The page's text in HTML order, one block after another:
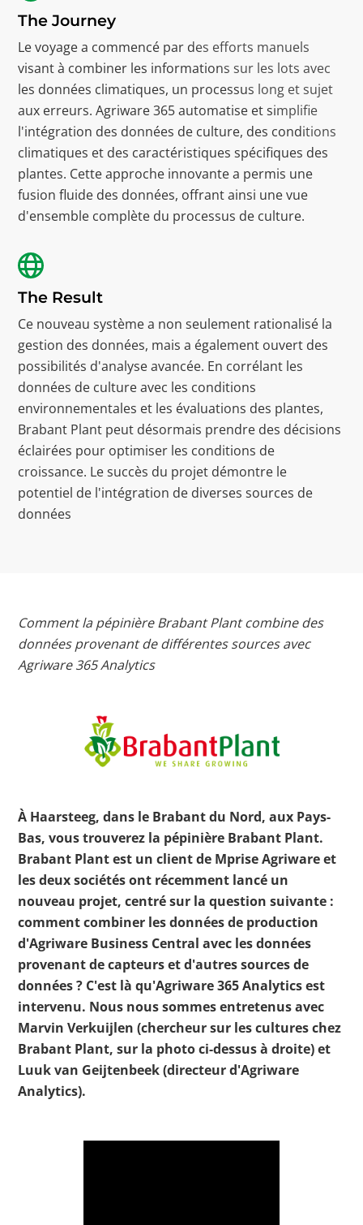
The Journey
Le voyage a commencé par des efforts manuels
visant à combiner les informations sur les lots avec
les données climatiques, un processus long et sujet
aux erreurs. Agriware 365 automatise et simplifie
l'intégration des données de culture, des conditions
climatiques et des caractéristiques spécifiques des
plantes. Cette approche innovante a permis une
fusion fluide des données, offrant ainsi une vue
d'ensemble complète du processus de culture.
The Result
Ce nouveau système a non seulement rationalisé la
gestion des données, mais a également ouvert des
possibilités d'analyse avancée. En corrélant les
données de culture avec les conditions
environnementales et les évaluations des plantes,
Brabant Plant peut désormais prendre des décisions
éclairées pour optimiser les conditions de
croissance. Le succès du projet démontre le
potentiel de l'intégration de diverses sources de
données
Comment la pépinière Brabant Plant combine des
données provenant de différentes sources avec
Agriware 365 Analytics
À Haarsteeg, dans le Brabant du Nord, aux Pays-
Bas, vous trouverez la pépinière Brabant Plant.
Brabant Plant est un client de Mprise Agriware et
les deux sociétés ont récemment lancé un
nouveau projet, centré sur la question suivante :
comment combiner les données de production
d'Agriware Business Central avec les données
provenant de capteurs et d'autres sources de
données ? C'est là qu'Agriware 365 Analytics est
intervenu. Nous nous sommes entretenus avec
Marvin Verkuijlen (chercheur sur les cultures chez
Brabant Plant, sur la photo ci-dessus à droite) et
Luuk van Geijtenbeek (directeur d'Agriware
Analytics).